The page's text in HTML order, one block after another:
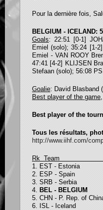
Pour la dernière fois,
BELGIUM - ICELAND:
Goals: 22:51 [0-1]
Emiel (solo); 35:24 [1-
Emiel - VAN ROOY
47:41 [4-2] KLIJSEN
Stefaan (solo); 56:08
Goalie: David Blasband
Best player of the game
Best player of the
Tous les résultats,
http://www.iihf.com/
Rk Team GP W
1. EST -
2. ESP -
3. SRB -
4. BEL - BELGIUM
5. CHN - P. Rep.
6. ISL -